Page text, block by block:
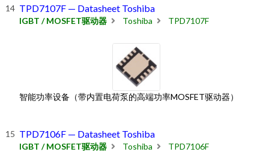
TPD7107F — Datasheet Toshiba
IGBT / MOSFET驱动器 Toshiba TPD7107F
智能功率设备（带内置电荷泵的高端功率MOSFET驱动器）
TPD7106F — Datasheet Toshiba
IGBT / MOSFET驱动器 Toshiba TPD7106F